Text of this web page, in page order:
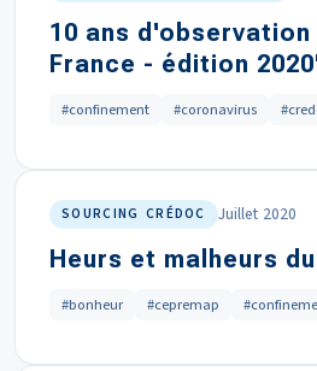
10 ans
France - édition
#confinement #coronavirus
SOURCING CRÉDOC Juillet 2020
Heurs et malheurs
#bonheur #cepremap